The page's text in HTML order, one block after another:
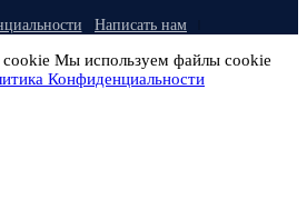
Написать нам
cookie Мы используем файлы cookie
Конфиденциальности